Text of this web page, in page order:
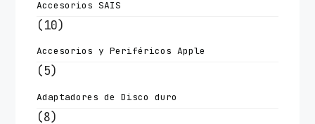
Accesorios SAIS
(10)
Accesorios y Periféricos Apple
(5)
Adaptadores de Disco duro
(8)